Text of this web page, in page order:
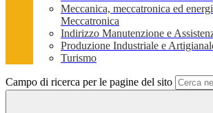
Meccanica, meccatronica ed
Meccatronica
Indirizzo Manutenzione e
Produzione Industriale e
Turismo
Campo di ricerca per le pagine del sito